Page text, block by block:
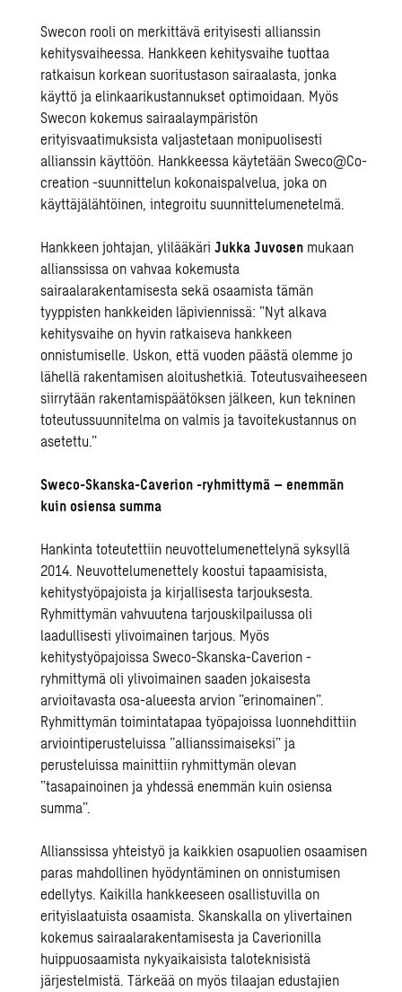
Swecon rooli on merkittävä erityisesti allianssin
kehitysvaiheessa. Hankkeen kehitysvaihe tuottaa
ratkaisun korkean suoritustason sairaalasta, jonka
käyttö ja elinkaarikustannukset optimoidaan. Myös
Swecon kokemus sairaalaympäristön
erityisvaatimuksista valjastetaan monipuolisesti
allianssin käyttöön. Hankkeessa käytetään Sweco@Co-
creation -suunnittelun kokonaispalvelua, joka on
käyttäjälähtöinen, integroitu suunnittelumenetelmä.
Hankkeen johtajan, ylilääkäriJukka Juvosen mukaan
allianssissa on vahvaa kokemusta
sairaalarakentamisesta sekä osaamista tämän
tyyppisten hankkeiden läpiviennissä: ”Nyt alkava
kehitysvaihe on hyvin ratkaiseva hankkeen
onnistumiselle. Uskon, että vuoden päästä olemme jo
lähellä rakentamisen aloitushetkiä. Toteutusvaiheeseen
siirrytään rakentamispäätöksen jälkeen, kun tekninen
toteutussuunnitelma on valmis ja tavoitekustannus on
asetettu.”
Sweco-Skanska-Caverion -ryhmittymä – enemmän
kuin osiensa summa
Hankinta toteutettiin neuvottelumenettelynä syksyllä
2014. Neuvottelumenettely koostui tapaamisista,
kehitystyöpajoista ja kirjallisesta tarjouksesta.
Ryhmittymän vahvuutena tarjouskilpailussa oli
laadullisesti ylivoimainen tarjous. Myös
kehitystyöpajoissa Sweco-Skanska-Caverion -
ryhmittymä oli ylivoimainen saaden jokaisesta
arvioitavasta osa-alueesta arvion ”erinomainen”.
Ryhmittymän toimintatapaa työpajoissa luonnehdittiin
arviointiperusteluissa ”allianssimaiseksi” ja
perusteluissa mainittiin ryhmittymän olevan
”tasapainoinen ja yhdessä enemmän kuin osiensa
summa”.
Allianssissa yhteistyö ja kaikkien osapuolien osaamisen
paras mahdollinen hyödyntäminen on onnistumisen
edellytys. Kaikilla hankkeeseen osallistuvilla on
erityislaatuista osaamista. Skanskalla on ylivertainen
kokemus sairaalarakentamisesta ja Caverionilla
huippuosaamista nykyaikaisista taloteknisistä
järjestelmistä. Tärkeää on myös tilaajan edustajien